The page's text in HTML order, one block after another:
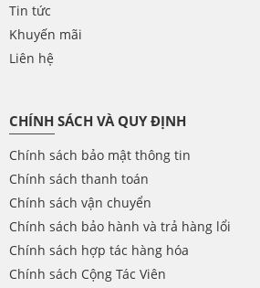
Tin tức
Khuyến mãi
Liên hệ
CHÍNH SÁCH VÀ QUY ĐỊNH
Chính sách bảo mật thông tin
Chính sách thanh toán
Chính sách vận chuyển
Chính sách bảo hành và trả hàng lổi
Chính sách hợp tác hàng hóa
Chính sách Cộng Tác Viên